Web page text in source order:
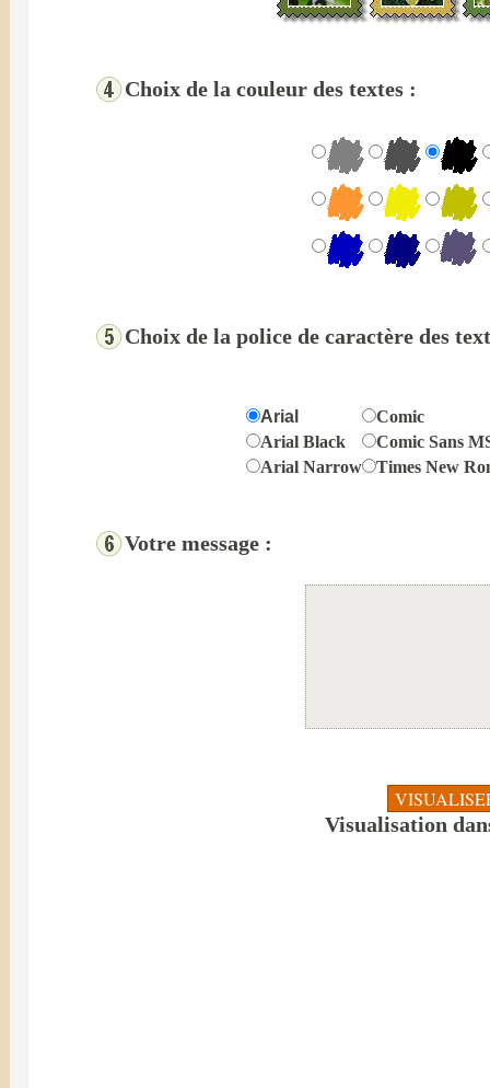
Choix de la couleur des textes :
Choix de la police de caractère des
Arial
Comic
Arial Black
Comic Sans
Arial Narrow
Times New
Votre message :
Visualisation